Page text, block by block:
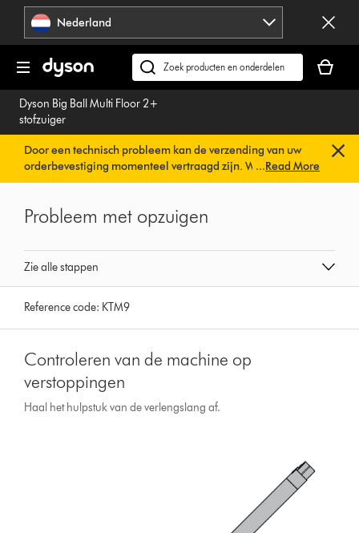
Navigatie
overslaan
Nederland
Zoek
op
dyson.nl
is
Dyson Big Ball Multi Floor 2+
stofzuiger
Door een technisch probleem kan de verzending van uw
orderbevestiging momenteel vertraagd zijn. We werken al
aan een snelle oplossing.U hoeft verder niets te doen. Uw
verzonden.
...Read More
Zie alle stappen
Probleem met opzuigen
Reference code: KTM9
Controleren van de machine op
verstoppingen
Haal het hulpstuk van de verlengslang af.